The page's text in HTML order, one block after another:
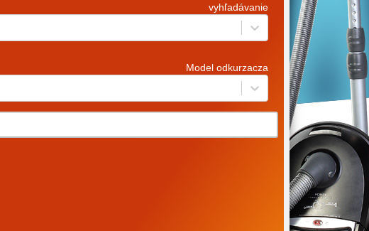
vyhľadávanie
Model odkurzacza